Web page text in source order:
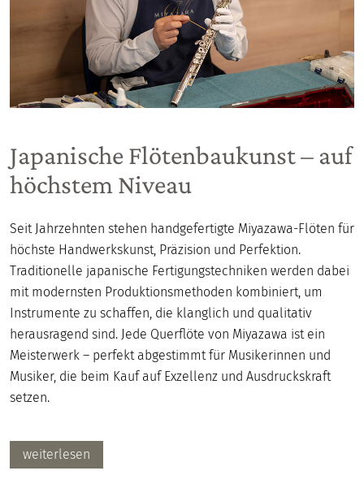
Japanische Flötenbaukunst – auf
höchstem Niveau
Seit Jahrzehnten stehen handgefertigte Miyazawa-Flöten für
höchste Handwerkskunst, Präzision und Perfektion.
Traditionelle japanische Fertigungstechniken werden dabei
mit modernsten Produktionsmethoden kombiniert, um
Instrumente zu schaffen, die klanglich und qualitativ
herausragend sind. Jede Querflöte von Miyazawa ist ein
Meisterwerk – perfekt abgestimmt für Musikerinnen und
Musiker, die beim Kauf auf Exzellenz und Ausdruckskraft
setzen.
weiterlesen